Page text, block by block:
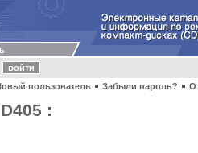
пользователь Забыли пароль?
: